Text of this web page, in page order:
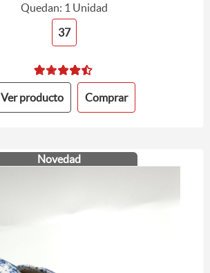
Quedan: 1 Unidad
37
Ver producto Comprar
Novedad